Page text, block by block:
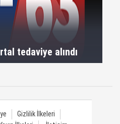
tedaviye alındı
Gizlilik İlkeleri